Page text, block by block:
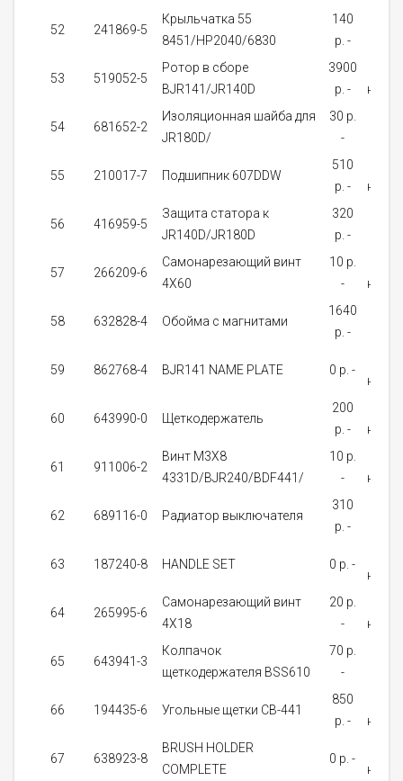
52 241869-5
Крыльчатка 55
8451/HP2040/6830
140
p. -
53 519052-5
Pотор в сбope
BJR141/JR140D
3900
p. -
54 681652-2
Изоляционная шайба для
JR180D/
30 p.
-
55 210017-7 Подшипник 607DDW
510
p. -
56 416959-5
Защита статора к
JR140D/JR180D
320
p. -
57 266209-6
Самонарезающий винт
4X60
10 p.
-
58 632828-4 Обойма с магнитами
1640
p. -
59 862768-4 BJR141 NAME PLATE 0 p. -
60 643990-0 Щеткодержатель
200
p. -
61 911006-2
Винт M3X8
4331D/BJR240/BDF441/
10 p.
-
62 689116-0 Радиатор выключателя
310
p. -
63 187240-8 HANDLE SET 0 p. -
64 265995-6
Самонарезающий винт
4X18
20 p.
-
65 643941-3
Колпачок
щеткодержателя BSS610
70 p.
-
66 194435-6 Угольные щетки CB-441
850
p. -
67 638923-8
BRUSH HOLDER
COMPLETE
0 p. -